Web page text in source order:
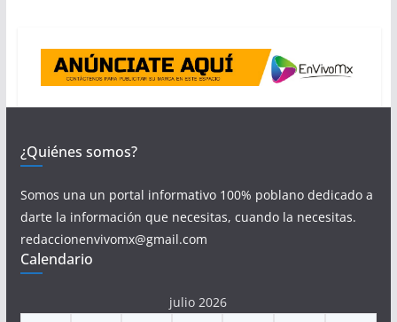
¿Quiénes somos?
Somos una un portal informativo 100% poblano dedicado a
darte la información que necesitas, cuando la necesitas.
redaccionenvivomx@gmail.com
Calendario
julio 2026